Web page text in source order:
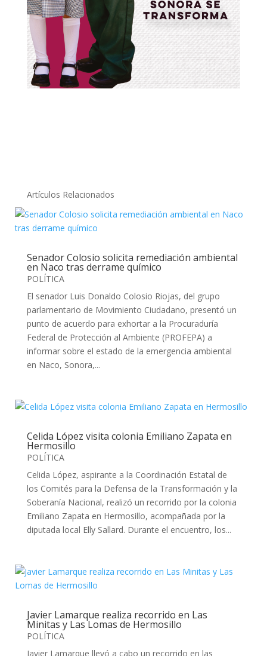
Artículos Relacionados
Senador Colosio solicita remediación ambiental
en Naco tras derrame químico
POLÍTICA
El senador Luis Donaldo Colosio Riojas, del grupo
parlamentario de Movimiento Ciudadano, presentó un
punto de acuerdo para exhortar a la Procuraduría
Federal de Protección al Ambiente (PROFEPA) a
informar sobre el estado de la emergencia ambiental
en Naco, Sonora,...
Celida López visita colonia Emiliano Zapata en
Hermosillo
POLÍTICA
Celida López, aspirante a la Coordinación Estatal de
los Comités para la Defensa de la Transformación y la
Soberanía Nacional, realizó un recorrido por la colonia
Emiliano Zapata en Hermosillo, acompañada por la
diputada local Elly Sallard. Durante el encuentro, los...
Javier Lamarque realiza recorrido en Las
Minitas y Las Lomas de Hermosillo
POLÍTICA
Javier Lamarque llevó a cabo un recorrido en las